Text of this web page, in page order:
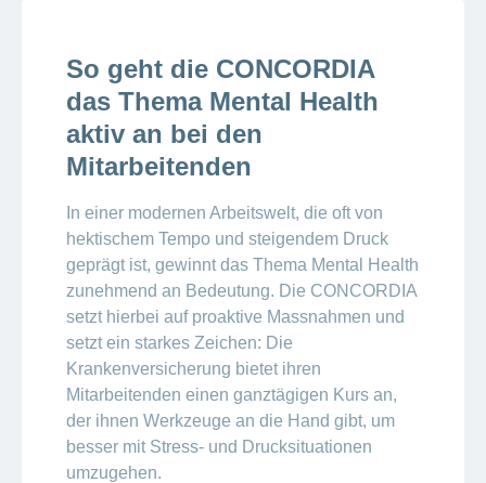
So geht die CONCORDIA
das Thema Mental Health
aktiv an bei den
Mitarbeitenden
In einer modernen Arbeitswelt, die oft von
hektischem Tempo und steigendem Druck
geprägt ist, gewinnt das Thema Mental Health
zunehmend an Bedeutung. Die CONCORDIA
setzt hierbei auf proaktive Massnahmen und
setzt ein starkes Zeichen: Die
Krankenversicherung bietet ihren
Mitarbeitenden einen ganztägigen Kurs an,
der ihnen Werkzeuge an die Hand gibt, um
besser mit Stress- und Drucksituationen
umzugehen.